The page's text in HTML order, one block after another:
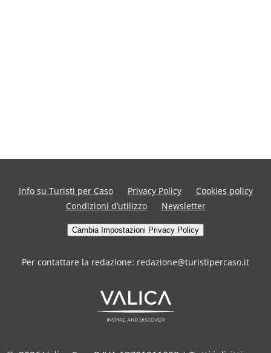
Info su Turisti per Caso Privacy Policy
Cookies policy
Condizioni d’utilizzo
Newsletter
Cambia Impostazioni Privacy Policy
Per contattare la redazione: redazione@turistipercaso.it